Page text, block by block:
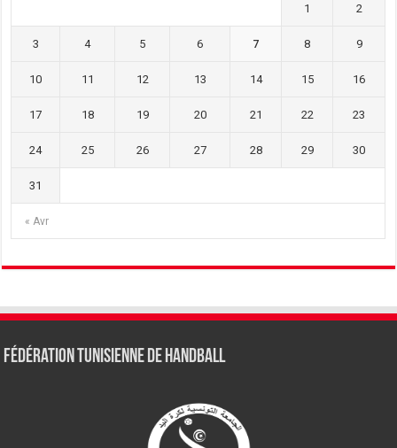
« Avr
1 2
3 4 5 6 7 8 9
10 11 12 13 14 15 16
17 18 19 20 21 22 23
24 25 26 27 28 29 30
31
Fédération tunisienne de Handball